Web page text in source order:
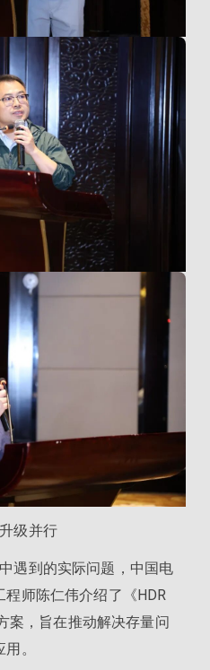
级并行
遇到的实际问题，中国电
师陈仁伟介绍了《HDR
案，旨在推动解决存量问
。